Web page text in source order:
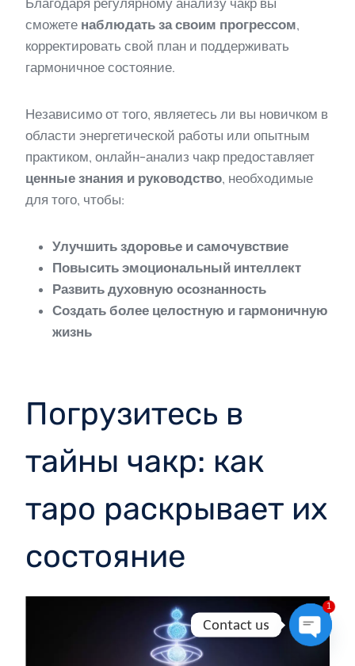
Благодаря регулярному анализу чакр вы
сможете наблюдать за своим прогрессом,
корректировать свой план и поддерживать
гармоничное состояние.
Независимо от того, являетесь ли вы новичком в
области энергетической работы или опытным
практиком, онлайн-анализ чакр предоставляет
ценные знания и руководство, необходимые
для того, чтобы:
Улучшить здоровье и самочувствие
Повысить эмоциональный интеллект
Развить духовную осознанность
Создать более целостную и гармоничную
жизнь
Погрузитесь в
тайны чакр: как
таро раскрывает их
состояние
Contact us
1